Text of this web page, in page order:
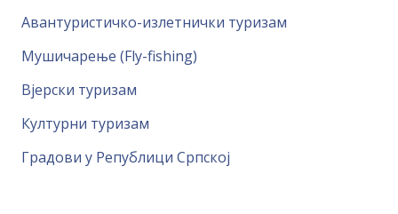
Авантуристичко-излетнички туризам
Мушичарење (Fly-fishing)
Вјерски туризам
Културни туризам
Градови у Републици Српској